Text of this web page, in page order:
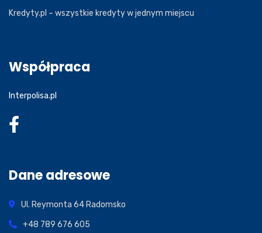
Kredyty.pl – wszystkie kredyty w jednym miejscu
Współpraca
Interpolisa.pl
Dane adresowe
Ul. Reymonta 64 Radomsko
+48 789 676 605